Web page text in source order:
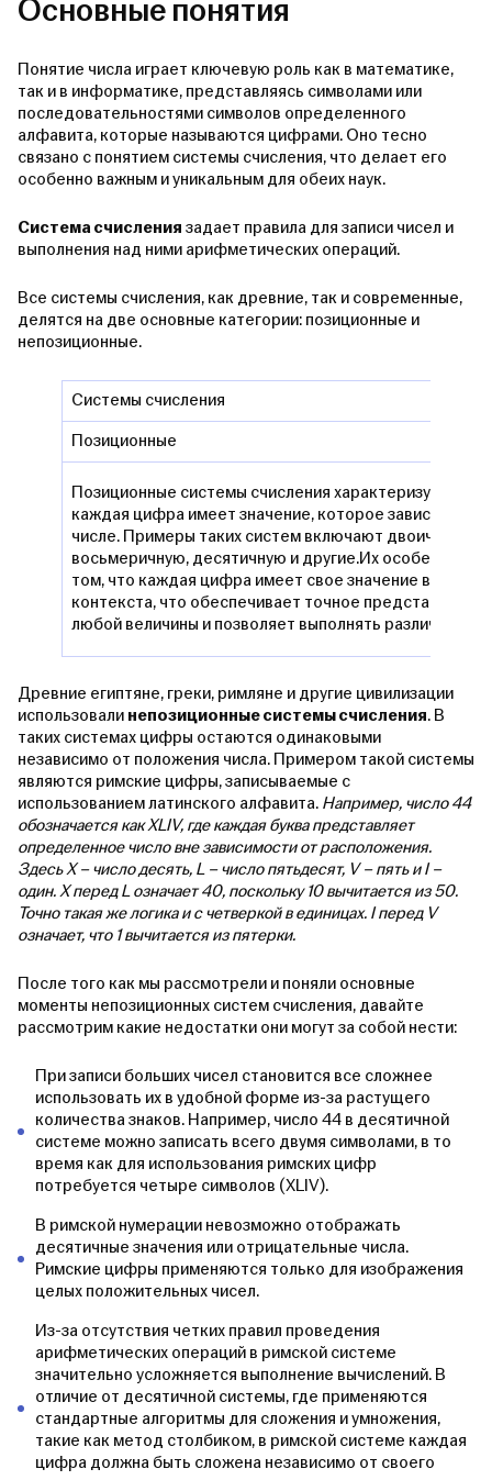
Основные понятия
Понятие числа играет ключевую роль как в математике,
так и в информатике, представляясь символами или
последовательностями символов определенного
алфавита, которые называются цифрами. Оно тесно
связано с понятием системы счисления, что делает его
особенно важным и уникальным для обеих наук.
Система счисления задает правила для записи чисел и
выполнения над ними арифметических операций.
Все системы счисления, как древние, так и современные,
делятся на две основные категории: позиционные и
непозиционные.
Системы счисления
Позиционные
Позиционные системы счисления характеризуются
каждая цифра имеет значение, которое зависит от
числе. Примеры таких систем включают двоичную,
восьмеричную, десятичную и другие.Их особенность
том, что каждая цифра имеет свое значение в
контекста, что обеспечивает точное представление
любой величины и позволяет выполнять различные
Древние египтяне, греки, римляне и другие цивилизации
использовали непозиционные системы счисления. В
таких системах цифры остаются одинаковыми
независимо от положения числа. Примером такой системы
являются римские цифры, записываемые с
использованием латинского алфавита. Например, число 44
обозначается как XLIV, где каждая буква представляет
определенное число вне зависимости от расположения.
Здесь X – число десять, L – число пятьдесят, V – пять и I –
один. X перед L означает 40, поскольку 10 вычитается из 50.
Точно такая же логика и с четверкой в единицах. I перед V
означает, что 1 вычитается из пятерки.
После того как мы рассмотрели и поняли основные
моменты непозиционных систем счисления, давайте
рассмотрим какие недостатки они могут за собой нести:
При записи больших чисел становится все сложнее
использовать их в удобной форме из-за растущего
количества знаков. Например, число 44 в десятичной
системе можно записать всего двумя символами, в то
время как для использования римских цифр
потребуется четыре символов (XLIV).
В римской нумерации невозможно отображать
десятичные значения или отрицательные числа.
Римские цифры применяются только для изображения
целых положительных чисел.
Из-за отсутствия четких правил проведения
арифметических операций в римской системе
значительно усложняется выполнение вычислений. В
отличие от десятичной системы, где применяются
стандартные алгоритмы для сложения и умножения,
такие как метод столбиком, в римской системе каждая
цифра должна быть сложена независимо от своего